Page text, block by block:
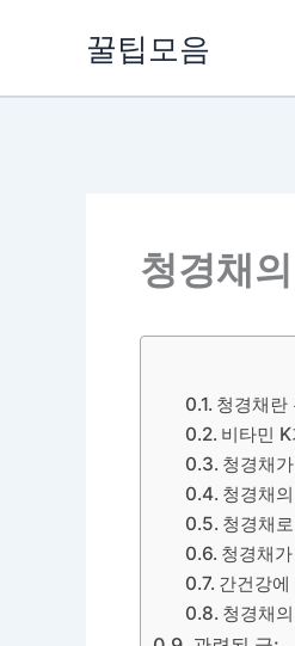
꿀팁모음
청경채
청경채란
비타민
청경채
청경채
청경채
청경채
간건강
청경채